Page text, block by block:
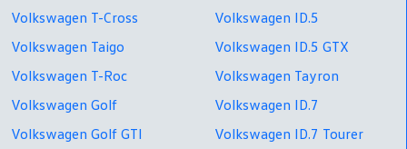
Volkswagen T-Cross
Volkswagen Taigo
Volkswagen T-Roc
Volkswagen Golf
Volkswagen Golf GTI
Volkswagen ID.5
Volkswagen ID.5 GTX
Volkswagen Tayron
Volkswagen ID.7
Volkswagen ID.7 Tourer